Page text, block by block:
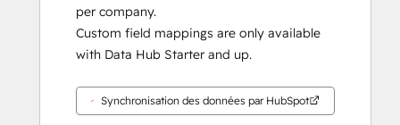
per company.
Custom field mappings are only available
with Data Hub Starter and up.
Synchronisation des données par HubSpot